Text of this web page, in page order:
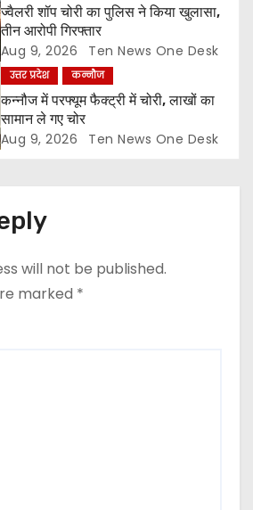
ज्वैलरी शॉप चोरी का पुलिस ने किया खुलासा,
तीन आरोपी गिरफ्तार
Aug 9, 2026 Ten News One Desk
उत्तर प्रदेश कन्नौज
कन्नौज में परफ्यूम फैक्ट्री में चोरी, लाखों का
सामान ले गए चोर
Aug 9, 2026 Ten News One Desk
will not be published.
marked *